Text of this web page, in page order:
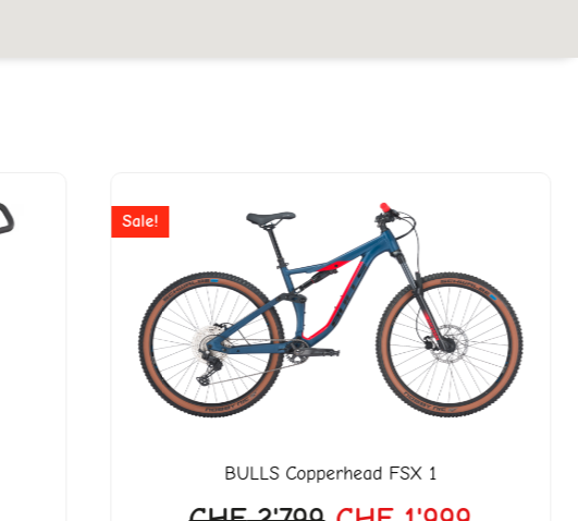
Sale!
BULLSCopperhead FSX 1
Preis
war:
CHF 2'799
ist:
CHF